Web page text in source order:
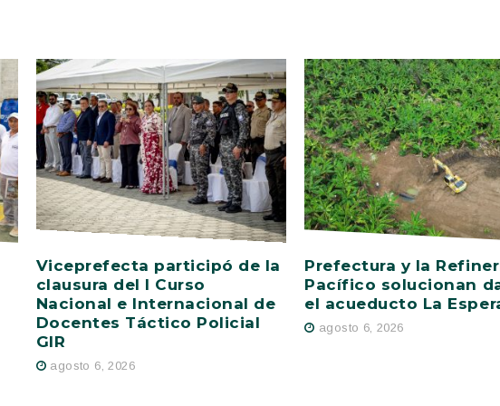
Viceprefecta participó de la
clausura del I Curso
Nacional e Internacional de
Docentes Táctico Policial
GIR
agosto 6, 2026
Prefectura y la
Pacífico solucionan
el acueducto La
agosto 6, 2026